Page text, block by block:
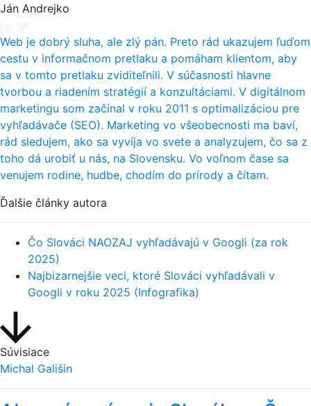
Ján Andrejko
Web je dobrý sluha, ale zlý pán. Preto rád ukazujem ľuďom
cestu v informačnom pretlaku a pomáham klientom, aby
sa v tomto pretlaku zviditeľnili. V súčasnosti hlavne
tvorbou a riadením stratégií a konzultáciami. V digitálnom
marketingu som začínal v roku 2011 s optimalizáciou pre
vyhľadávače (SEO). Marketing vo všeobecnosti ma baví,
rád sledujem, ako sa vyvíja vo svete a analyzujem, čo sa z
toho dá urobiť u nás, na Slovensku. Vo voľnom čase sa
venujem rodine, hudbe, chodím do prírody a čítam.
Ďalšie články autora
Čo Slováci NAOZAJ vyhľadávajú v Googli (za rok
2025)
Najbizarnejšie veci, ktoré Slováci vyhľadávali v
Googli v roku 2025 (Infografika)
Súvisiace
Michal Gališin